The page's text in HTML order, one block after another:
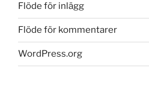
Flöde för inlägg
Flöde för kommentarer
WordPress.org